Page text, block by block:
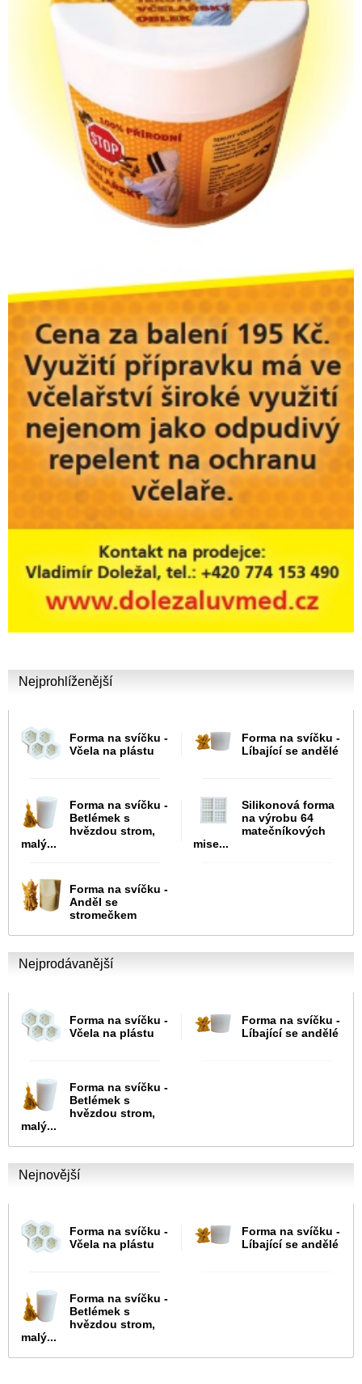
Nejprohlíženější
Forma na svíčku -
Včela na plástu
Forma na svíčku -
Líbající se andělé
Forma na svíčku -
Betlémek s
hvězdou strom,
malý...
Silikonová forma
na výrobu 64
matečníkových
mise...
Forma na svíčku -
Anděl se
stromečkem
Nejprodávanější
Forma na svíčku -
Včela na plástu
Forma na svíčku -
Líbající se andělé
Forma na svíčku -
Betlémek s
hvězdou strom,
malý...
Nejnovější
Forma na svíčku -
Včela na plástu
Forma na svíčku -
Líbající se andělé
Forma na svíčku -
Betlémek s
hvězdou strom,
malý...